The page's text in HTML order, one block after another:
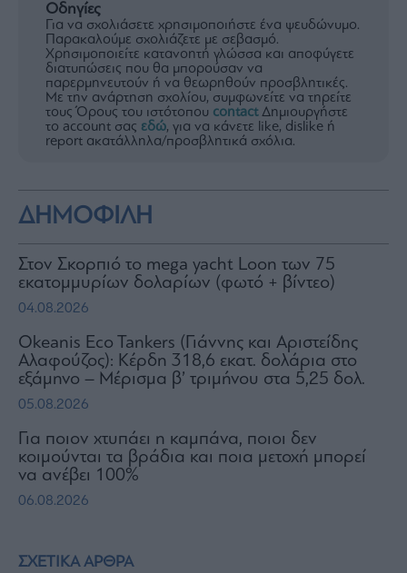
ΣΧΕΤΙΚΑ ΑΡΘΡΑ
Οδηγίες
Για να σχολιάσετε χρησιμοποιήστε ένα ψευδώνυμο.
Παρακαλούμε σχολιάζετε με σεβασμό.
Χρησιμοποιείτε κατανοητή γλώσσα και αποφύγετε
διατυπώσεις που θα μπορούσαν να
παρερμηνευτούν ή να θεωρηθούν προσβλητικές.
Με την ανάρτηση σχολίου, συμφωνείτε να τηρείτε
τους Όρους του ιστότοπου contactΔημιουργήστε
το account σας εδώ, για να κάνετε like, dislike ή
report ακατάλληλα/προσβλητικά σχόλια.
ΔΗΜΟΦΙΛΗ
Στον Σκορπιό το mega yacht Loon των 75
εκατομμυρίων δολαρίων (φωτό + βίντεο)
04.08.2026
Okeanis Eco Tankers (Γιάννης και Αριστείδης
Αλαφούζος): Κέρδη 318,6 εκατ. δολάρια στο
εξάμηνο – Μέρισμα β’ τριμήνου στα 5,25 δολ.
05.08.2026
Για ποιον χτυπάει η καμπάνα, ποιοι δεν
κοιμούνται τα βράδια και ποια μετοχή μπορεί
να ανέβει 100%
06.08.2026